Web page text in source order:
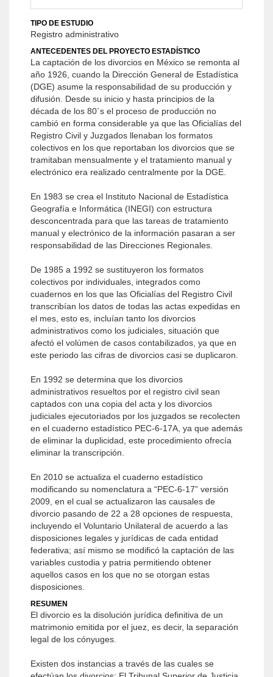
TIPO DE ESTUDIO
Registro administrativo
ANTECEDENTES DEL PROYECTO ESTADÍSTICO
La captación de los divorcios en México se remonta al
año 1926, cuando la Dirección General de Estadística
(DGE) asume la responsabilidad de su producción y
difusión. Desde su inicio y hasta principios de la
década de los 80´s el proceso de producción no
cambió en forma considerable ya que las Oficialías del
Registro Civil y Juzgados llenaban los formatos
colectivos en los que reportaban los divorcios que se
tramitaban mensualmente y el tratamiento manual y
electrónico era realizado centralmente por la DGE.
En 1983 se crea el Instituto Nacional de Estadística
Geografía e Informática (INEGI) con estructura
desconcentrada para que las tareas de tratamiento
manual y electrónico de la información pasaran a ser
responsabilidad de las Direcciones Regionales.
De 1985 a 1992 se sustituyeron los formatos
colectivos por individuales, integrados como
cuadernos en los que las Oficialías del Registro Civil
transcribían los datos de todas las actas expedidas en
el mes, esto es, incluían tanto los divorcios
administrativos como los judiciales, situación que
afectó el volúmen de casos contabilizados, ya que en
este periodo las cifras de divorcios casi se duplicaron.
En 1992 se determina que los divorcios
administrativos resueltos por el registro civil sean
captados con una copia del acta y los divorcios
judiciales ejecutoriados por los juzgados se recolecten
en el cuaderno estadístico PEC-6-17A, ya que además
de eliminar la duplicidad, este procedimiento ofrecía
eliminar la transcripción.
En 2010 se actualiza el cuaderno estadístico
modificando su nomenclatura a “PEC-6-17” versión
2009, en el cual se actualizaron las causales de
divorcio pasando de 22 a 28 opciones de respuesta,
incluyendo el Voluntario Unilateral de acuerdo a las
disposiciones legales y jurídicas de cada entidad
federativa; así mismo se modificó la captación de las
variables custodia y patria permitiendo obtener
aquellos casos en los que no se otorgan estas
disposiciones.
RESUMEN
El divorcio es la disolución jurídica definitiva de un
matrimonio emitida por el juez, es decir, la separación
legal de los cónyuges.
Existen dos instancias a través de las cuales se